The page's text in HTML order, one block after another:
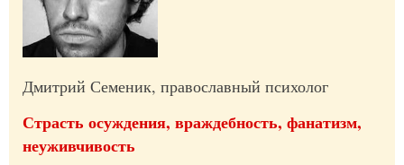
Дмитрий Семеник, православный психолог
Страсть осуждения, враждебность, фанатизм,
неуживчивость